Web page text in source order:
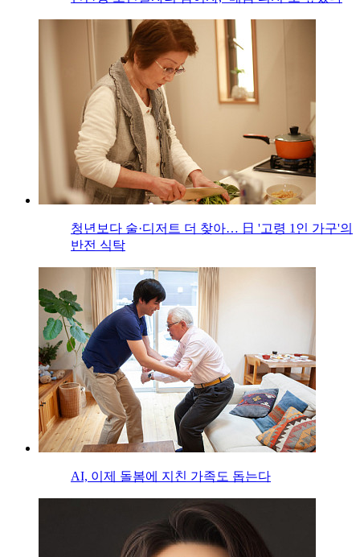
청년보다 술·디저트 더 찾아… 日 '고령 1인 가구'의
반전 식탁
AI, 이제 돌봄에 지친 가족도 돕는다